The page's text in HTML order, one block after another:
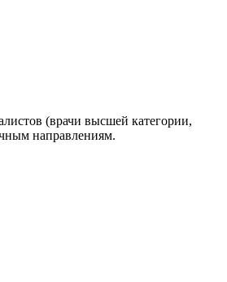
(врачи высшей категории,
направлениям.